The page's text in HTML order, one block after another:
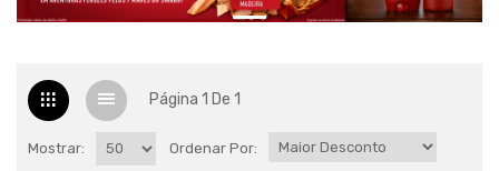
Página 1 De 1
Mostrar: Ordenar Por: